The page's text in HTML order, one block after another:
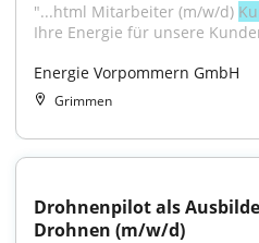
"...html Mitarbeiter (m/w/d)
Ihre Energie für unsere
Energie Vorpommern GmbH
Grimmen
Drohnenpilot als
Drohnen (m/w/d)